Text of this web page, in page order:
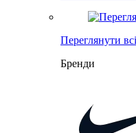
Переглянути
Бренди